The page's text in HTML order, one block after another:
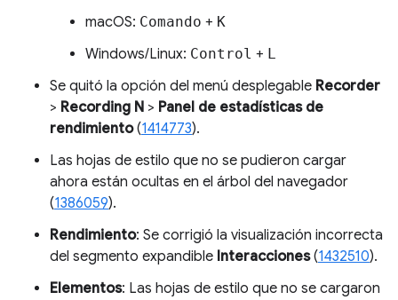
macOS: Comando + K
Windows/Linux: Control + L
Se quitó la opción del menú desplegable Recorder
> Recording N > Panel de estadísticas de
rendimiento(1414773).
Las hojas de estilo que no se pudieron cargar
ahora están ocultas en el árbol del navegador
(1386059).
Rendimiento: Se corrigió la visualización incorrecta
del segmento expandible Interacciones(1432510).
Elementos: Las hojas de estilo que no se cargaron